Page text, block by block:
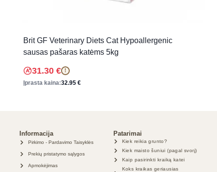
Brit GF Veterinary Diets Cat Hypoallergenic
sausas pašaras katėms 5kg
31.30 € !
Įprasta kaina:32.95 €
Informacija
Pirkimo - Pardavimo Taisyklės
Prekių pristatymo sąlygos
Apmokėjimas
Patarimai
Kiek reikia grunto?
Kiek maisto šuniui (pagal svorį)
Kaip pasirinkti kraiką katei
Koks kraikas geriausias